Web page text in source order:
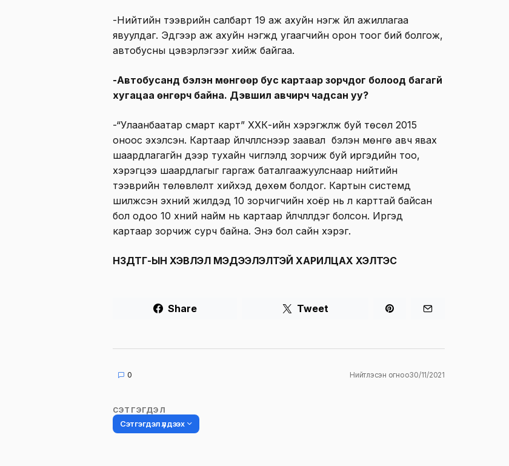
-Нийтийн тээврийн салбарт 19 аж ахуйн нэгж үйл ажиллагаа
явуулдаг. Эдгээр аж ахуйн нэгжүүд угаагчийн орон тоог бий болгож,
автобусны цэвэрлэгээг хийж байгаа.
-Автобусанд бэлэн мөнгөөр бус картаар зорчдог болоод багагүй
хугацаа өнгөрч байна. Дэвшил авчирч чадсан уу?
-“Улаанбаатар смарт карт” ХХК-ийн хэрэгжүүлж буй төсөл 2015
оноос эхэлсэн. Картаар үйлчлүүлснээр заавал бэлэн мөнгө авч явах
шаардлагагүйн дээр тухайн чиглэлд зорчиж буй иргэдийн тоо,
хэрэгцээ шаардлагыг гаргаж баталгаажуулснаар нийтийн
тээврийн төлөвлөлт хийхэд дөхөм болдог. Картын системд
шилжсэн эхний жилүүдэд 10 зорчигчийн хоёр нь л карттай байсан
бол одоо 10 хүний найм нь картаар үйлчлүүлдэг болсон. Иргэд
картаар зорчиж сурч байна. Энэ бол сайн хэрэг.
НЗДТГ-ЫН ХЭВЛЭЛ МЭДЭЭЛЭЛТЭЙ ХАРИЛЦАХ ХЭЛТЭС
Share Tweet
0 Нийтлэсэн огноо30/11/2021
СЭТГЭГДЭЛ
Сэтгэгдэл үлдээх